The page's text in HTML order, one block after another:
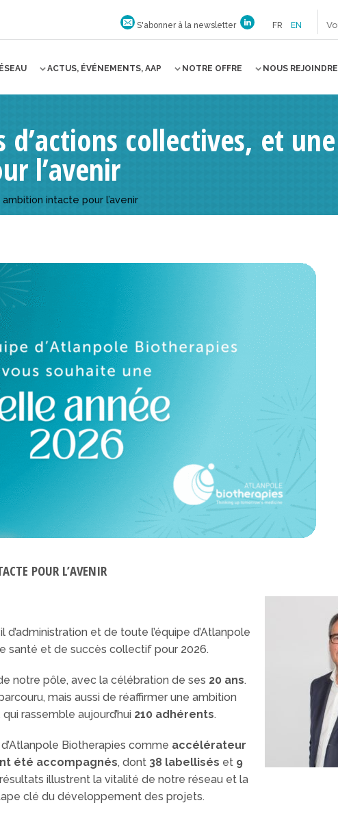
S'abonner à la newsletter FR EN
ACTUS, ÉVÉNEMENTS, AAP NOTRE OFFRE NOUS REJOINDRE
collectives, et une
l’avenir
intacte pour l’avenir
POUR L’AVENIR
et de toute l’équipe d’Atlanpole
santé et de succès collectif pour 2026.
notre pôle, avec la célébration de ses 20 ans.
mais aussi de réaffirmer une ambition
rassemble aujourd’hui 210 adhérents.
Biotherapies comme accélérateur
été accompagnés, dont 38 labellisés et 9
illustrent la vitalité de notre réseau et la
clé du développement des projets.